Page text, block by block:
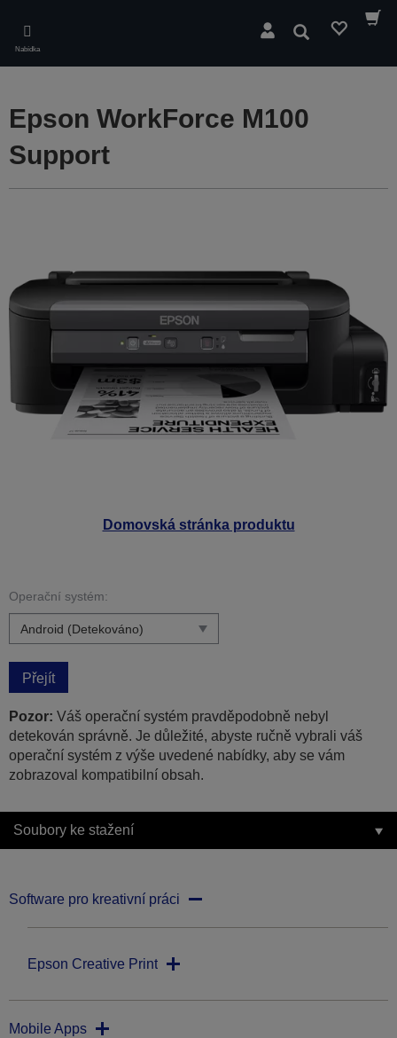
main
content
Nabídka
Hledat
Domovská stránka produktu
Epson WorkForce M100
Support
Operační systém:
Přejít
Pozor: Váš operační systém pravděpodobně nebyl
detekován správně. Je důležité, abyste ručně vybrali váš
operační systém z výše uvedené nabídky, aby se vám
zobrazoval kompatibilní obsah.
Soubory ke stažení
Software pro kreativní práci
Epson Creative Print
Mobile Apps